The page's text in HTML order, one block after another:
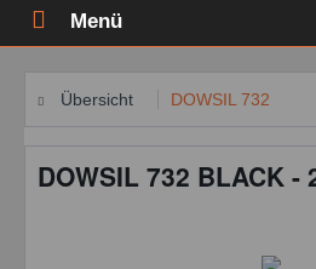
Menü
Übersicht DOWSIL 732
DOWSIL 732 BLACK